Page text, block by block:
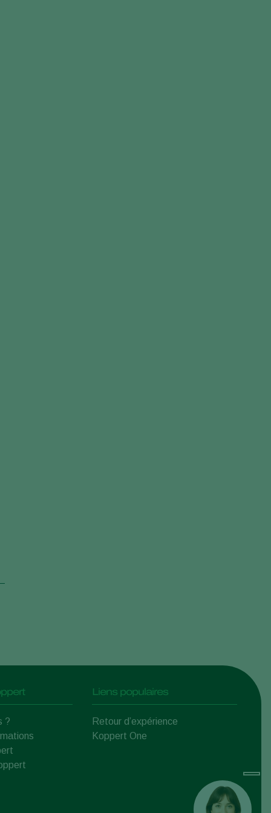
?
Liens populaires
Retour d’expérience
Koppert One